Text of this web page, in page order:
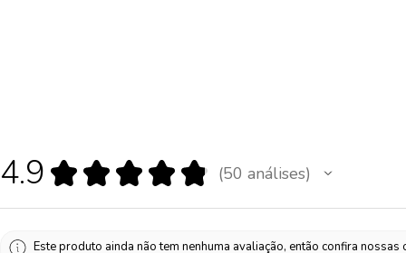
4.9 ★ ★ ★ ★ ★ 50 análises
50
Este produto ainda não tem nenhuma avaliação, então confira nossas